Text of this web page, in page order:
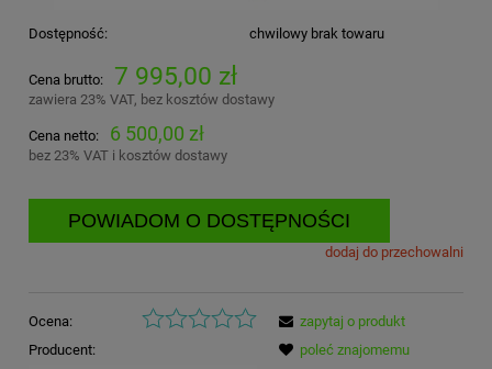
Dostępność: chwilowy brak towaru
Cena brutto: 7 995,00 zł
zawiera 23% VAT, bez kosztów dostawy
Cena netto: 6 500,00 zł
bez 23% VAT i kosztów dostawy
POWIADOM O DOSTĘPNOŚCI
dodaj do przechowalni
Ocena:
Producent:
zapytaj o produkt
poleć znajomemu